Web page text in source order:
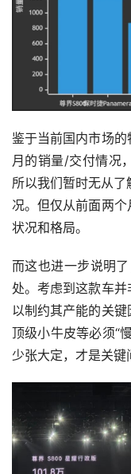
鉴于当前国内市场
月的销量/交付情况
所以我们暂时无从
况。但仅从前面两
状况和格局。
而这也进一步说明
处。考虑到这款车
以制约其产能的关
顶级小牛皮等必须“
少张大定，才是关键